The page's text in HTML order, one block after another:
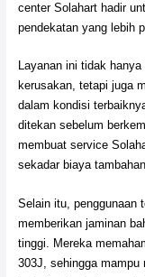
center Solahart hadir
pendekatan yang lebih
Layanan ini tidak
kerusakan, tetapi juga
dalam kondisi
ditekan sebelum
membuat service
sekadar biaya
Selain itu, penggunaan
memberikan jaminan
tinggi. Mereka
303J, sehingga mampu